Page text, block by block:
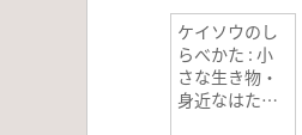
ケイソウのし
らべかた : 小
さな生き物・
身近なはたら